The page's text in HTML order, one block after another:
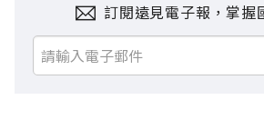
訂閱遠見電子報，掌握